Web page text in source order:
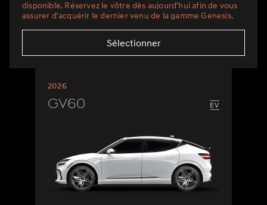
disponible. Réservez le vôtre dès aujourd'hui afin de vous
assurer d'acquérir le dernier venu de la gamme Genesis.
Sélectionner
2026
GV60